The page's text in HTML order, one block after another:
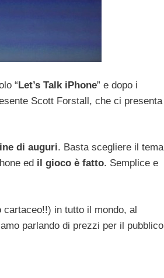
“Let’s Talk iPhone” e dopo i
Scott Forstall, che ci presenta
di auguri. Basta scegliere il tema
ed il gioco è fatto. Semplice e
in tutto il mondo, al
parlando di prezzi per il pubblico